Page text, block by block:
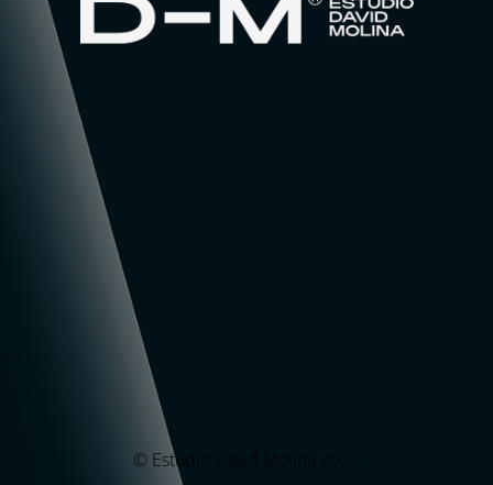
© Estudio David Molina 2026